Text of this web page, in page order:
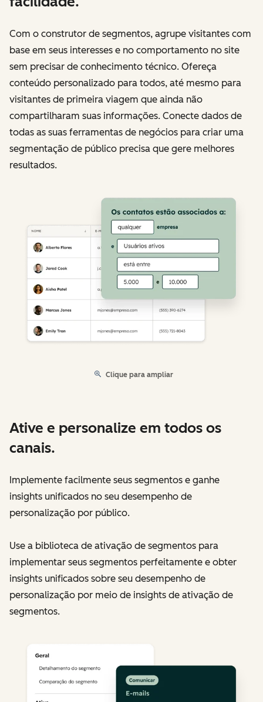
Com o construtor de segmentos, agrupe visitantes com
base em seus interesses e no comportamento no site
sem precisar de conhecimento técnico. Ofereça
conteúdo personalizado para todos, até mesmo para
visitantes de primeira viagem que ainda não
compartilharam suas informações. Conecte dados de
todas as suas ferramentas de negócios para criar uma
segmentação de público precisa que gere melhores
resultados.
Clique para ampliar
Ative e personalize em todos os
canais.
Implemente facilmente seus segmentos e ganhe
insights unificados no seu desempenho de
personalização por público.
Use a biblioteca de ativação de segmentos para
implementar seus segmentos perfeitamente e obter
insights unificados sobre seu desempenho de
personalização por meio de insights de ativação de
segmentos.